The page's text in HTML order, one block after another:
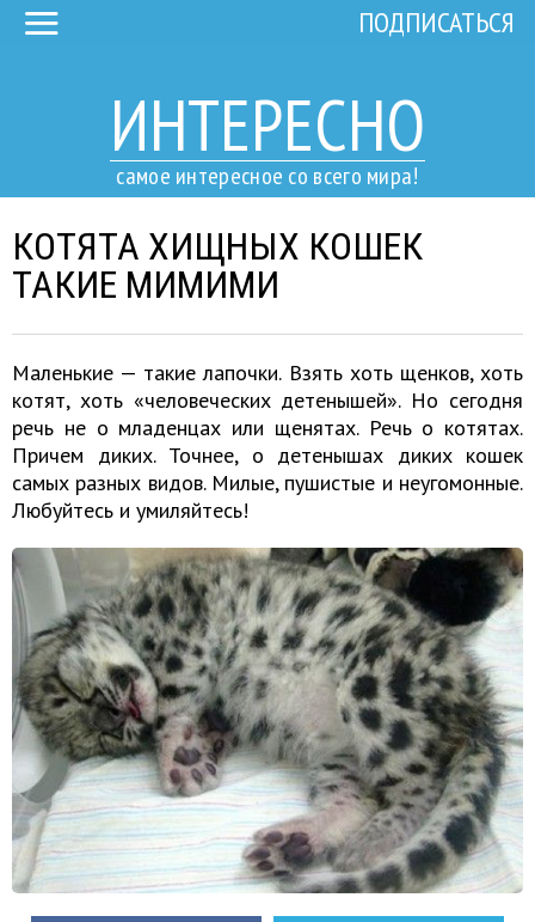
ИНТЕРЕСНО
самое интересное со всего мира!
ПОДПИСАТЬСЯ
КОТЯТА ХИЩНЫХ КОШЕК
ТАКИЕ МИМИМИ
Маленькие — такие лапочки. Взять хоть щенков, хоть
котят, хоть «человеческих детенышей». Но сегодня
речь не о младенцах или щенятах. Речь о котятах.
Причем диких. Точнее, о детенышах диких кошек
самых разных видов. Милые, пушистые и неугомонные.
Любуйтесь и умиляйтесь!